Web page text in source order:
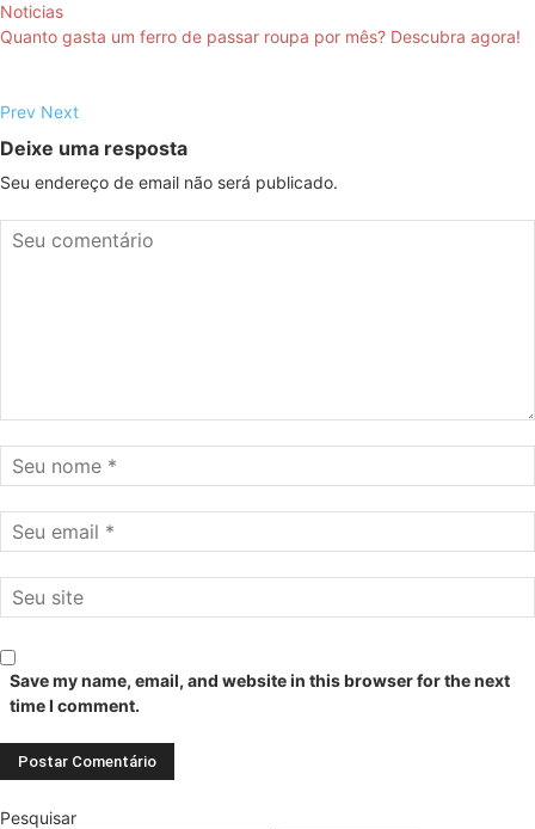
Noticias
Quanto gasta um ferro de passar roupa por mês? Descubra agora!
Prev Next
Deixe uma resposta
Seu endereço de email não será publicado.
Save my name, email, and website in this browser for the next
time I comment.
Pesquisar